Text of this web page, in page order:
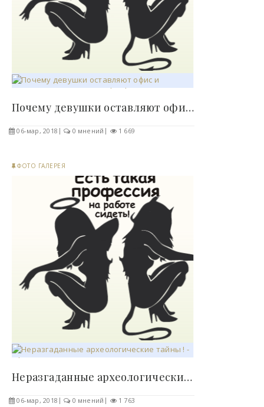
Почему девушки оставляют офис и подаются в..
06-мар, 2018 0 мнений 1 669
ФОТО ГАЛЕРЕЯ
Неразгаданные археологические тайны ! - «Фото»..
06-мар, 2018 0 мнений 1 763